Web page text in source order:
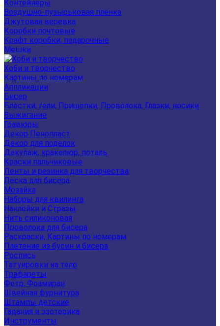
Контейнеры
Воздушно-пузырьковая плёнка
Джутовая веревка
Коробки почтовые
Крафт коробки, подарочные
Мешки
Хоби и творчество
Картины по номерам
Аппликации
Бисер
Блестки, гели, Прищепки, Проволока, Глазки, носики
Выжигание
Гравюры
Декор Пенопласт
Декор для поделок
Декупаж, кракелюр, поталь
Краски пальчиковые
Ленты и резинка для творчества
Леска для бисера
Мозайка
Наборы для квилинга
Наклейки и Стразы
Нить силиконовая
Проволока для бисера
Раскраски, Картины по номерам
Плетение из бусин и бисера
Роспись
Татуировки на тело
Трафареты
Фетр, Фоамиран
Швейная фурнитура
Штампы детские
Гадания и эзотерика
Инструменты